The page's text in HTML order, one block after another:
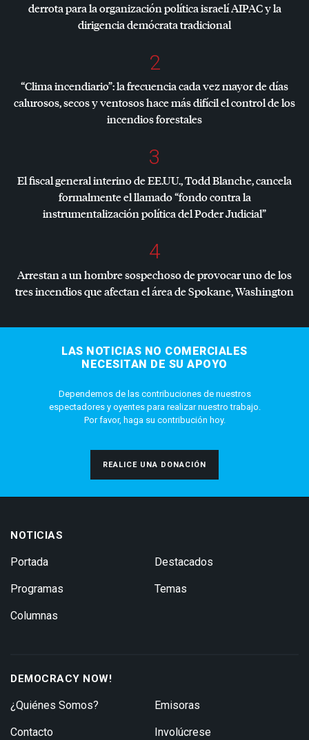
derrota para la organización política israelíAIPACy la
dirigencia demócrata tradicional
2
“Clima incendiario”: la frecuencia cada vez mayor de días
calurosos, secos y ventosos hace más difícil el control de los
incendios forestales
3
El fiscal general interino de EE.UU., Todd Blanche, cancela
formalmente el llamado “fondo contra la
instrumentalización política del Poder Judicial”
4
Arrestan a un hombre sospechoso de provocar uno de los
tres incendios que afectan el área de Spokane, Washington
LAS NOTICIAS NO COMERCIALES
NECESITAN DE SU APOYO
Dependemos de las contribuciones de nuestros
espectadores y oyentes para realizar nuestro trabajo.
Por favor, haga su contribución hoy.
REALICE UNA DONACIÓN
NOTICIAS
Portada
Programas
Columnas
Destacados
Temas
DEMOCRACY NOW!
¿Quiénes Somos?
Contacto
Emisoras
Involúcrese